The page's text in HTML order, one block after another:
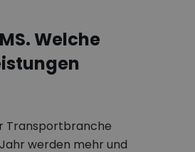
Welche
Transportbranche
werden mehr und